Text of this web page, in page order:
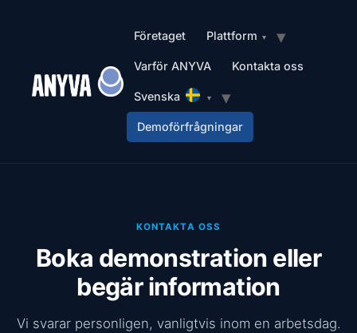
Företaget Plattform
Varför ANYVA Kontakta oss
Svenska
Demoförfrågningar
KONTAKTA OSS
Boka demonstration eller
begär information
Vi svarar personligen, vanligtvis inom en arbetsdag.